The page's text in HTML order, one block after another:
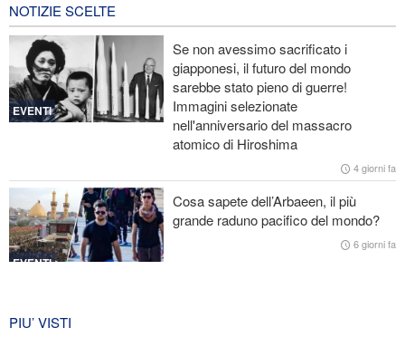
Nota conduttrice americana critica le promesse vuote di Trump
Ex Segretario alla Guerra di Trump: «L’Iran ha il sopravvento nella
guerra»
Il prezzo del petrolio torna a salire
Stallo nei negoziati tra il governo libanese e il regime sionista
NOTIZIE SCELTE
EVENTI
Se non avessimo sacrificato i
giapponesi, il futuro del mondo
sarebbe stato pieno di guerre!
Immagini selezionate
nell'anniversario del massacro
atomico di Hiroshima
4 giorni fa
EVENTI
Cosa sapete dell’Arbaeen, il più
grande raduno pacifico del mondo?
6 giorni fa
PIU’ VISTI